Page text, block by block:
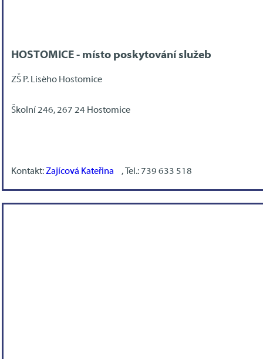
HOSTOMICE - místo poskytování služeb
ZŠ P. Lisého Hostomice
Školní 246, 267 24 Hostomice
Kontakt:Zajícová Kateřina , Tel.: 739 633 518